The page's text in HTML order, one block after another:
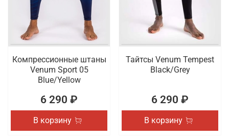
Компрессионные штаны
Venum Sport 05
Blue/Yellow
6 290 ₽
В корзину
Тайтсы Venum Tempest
Black/Grey
6 290 ₽
В корзину